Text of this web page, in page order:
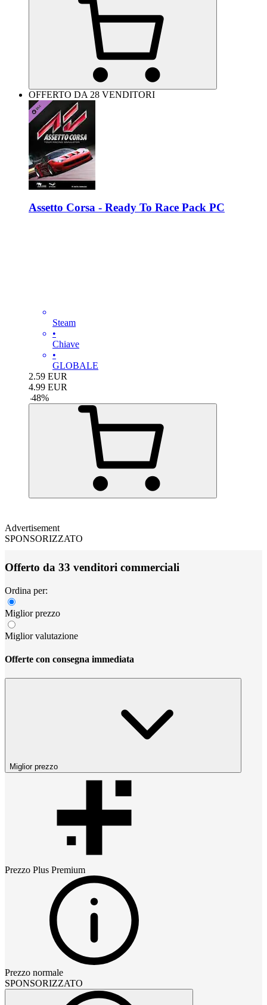
OFFERTO DA 28 VENDITORI
Assetto Corsa - Ready To Race Pack PC
Steam
•
Chiave
•
GLOBALE
2.59 EUR
4.99 EUR
-48%
Advertisement
SPONSORIZZATO
Offerto da 33 venditori commerciali
Ordina per:
Miglior prezzo
Miglior valutazione
Offerte con consegna immediata
Miglior prezzo
Prezzo Plus Premium
Prezzo normale
SPONSORIZZATO